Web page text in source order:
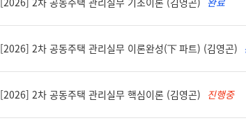
강의 잘 듣고 있어요~
열정이 대단하신 분이십
[2026] 2차 공동주택 관리실무 이론완성(下 파트) (김영곤)
[2026] 2차 공동주택 관리실무 핵심이론 (김영곤) 진행중